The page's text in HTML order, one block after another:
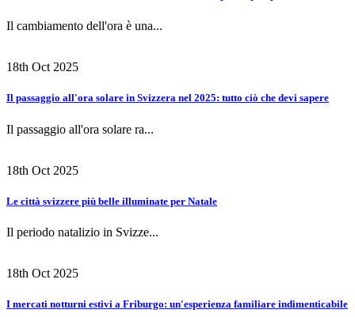
Il cambiamento dell'ora è una...
18th Oct 2025
Il passaggio all'ora solare in Svizzera nel 2025: tutto ciò che devi sapere
Il passaggio all'ora solare ra...
18th Oct 2025
Le città svizzere più belle illuminate per Natale
Il periodo natalizio in Svizze...
18th Oct 2025
I mercati notturni estivi a Friburgo: un'esperienza familiare indimenticabile